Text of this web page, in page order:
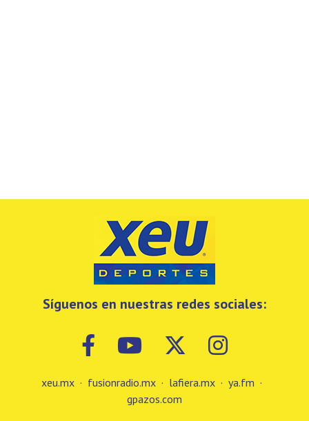
Síguenos en nuestras redes sociales:
xeu.mx · fusionradio.mx · lafiera.mx · ya.fm ·
gpazos.com